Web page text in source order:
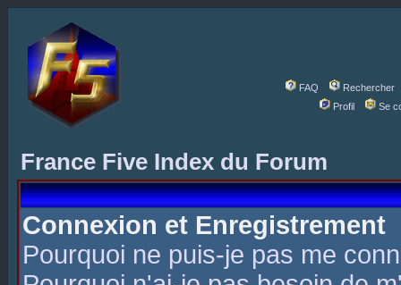
FAQ
Rechercher
Profil
Se
France Five Index du Forum
Connexion et Enregistrement
Pourquoi ne puis-je pas me